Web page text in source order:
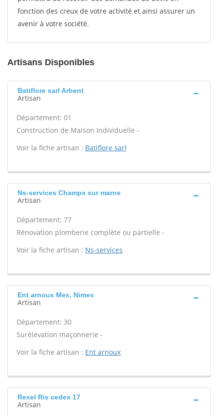
fonction des creux de votre activité et ainsi assurer un
avenir à votre société.
Artisans Disponibles
Batiflore sarl Arbent
Artisan
Département: 01
Construction de Maison Individuelle -
Voir la fiche artisan : Batiflore sarl
Ns-services Champs sur marne
Artisan
Département: 77
Rénovation plomberie complète ou partielle -
Voir la fiche artisan : Ns-services
Ent arnoux Mes, Nimes
Artisan
Département: 30
Surélévation maçonnerie -
Voir la fiche artisan : Ent arnoux
Rexel Ris cedex 17
Artisan